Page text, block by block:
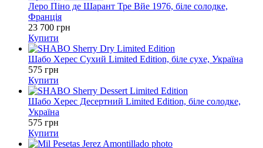
Леро Піно де Шарант Тре Вйе 1976, біле солодке,
Франція
23 700 грн
Купити
Шабо Херес Сухий Limited Edition, біле сухе, Україна
575 грн
Купити
Шабо Херес Десертний Limited Edition, біле солодке,
Україна
575 грн
Купити